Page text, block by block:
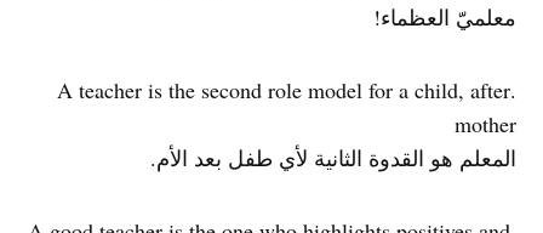
معلميّ العظماء!
.A teacher is the second role model for a child, after
mother
المعلم هو القدوة الثانية لأي طفل بعد الأم.